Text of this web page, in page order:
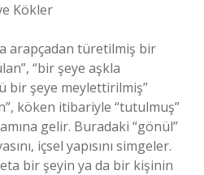
Kökler
arapçadan türetilmiş bir
“bir şeye aşkla
bir şeye meylettirilmiş”
köken itibariyle “tutulmuş”
gelir. Buradaki “gönül”
içsel yapısını simgeler.
bir şeyin ya da bir kişinin